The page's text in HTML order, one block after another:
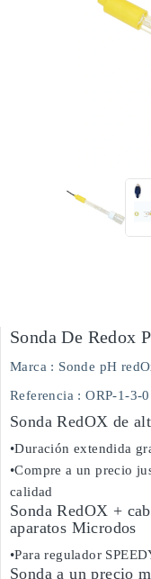
Sonda De Redox
Marca : Sonde pH
Referencia : ORP-1-3-
Sonda RedOX de
•Duración extendida
•Compre a un precio
calidad
Sonda RedOX +
aparatos Microdos
•Para regulador
Sonda a un precio